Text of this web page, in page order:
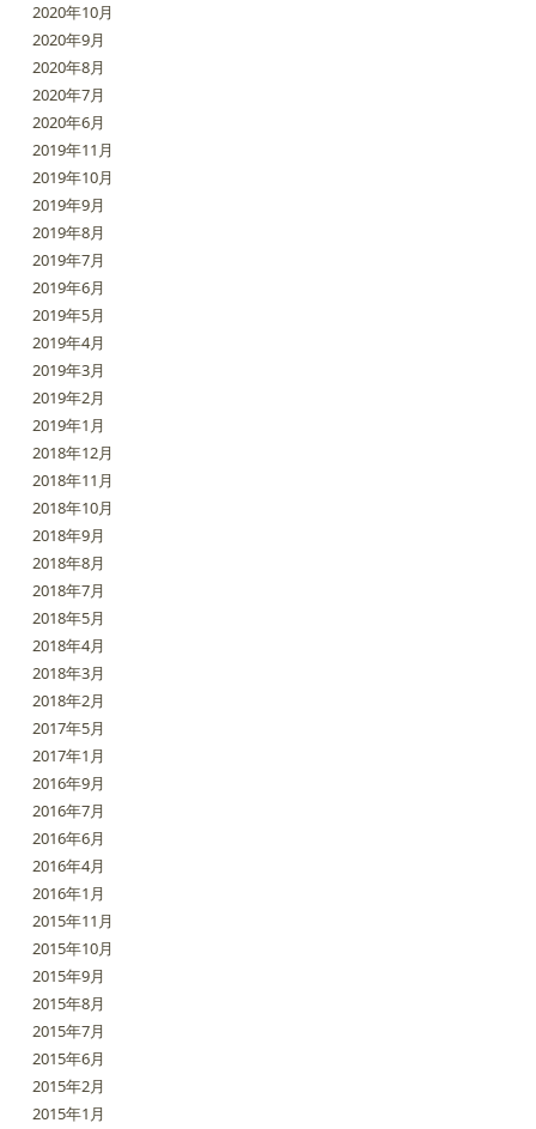
2020年10月
2020年9月
2020年8月
2020年7月
2020年6月
2019年11月
2019年10月
2019年9月
2019年8月
2019年7月
2019年6月
2019年5月
2019年4月
2019年3月
2019年2月
2019年1月
2018年12月
2018年11月
2018年10月
2018年9月
2018年8月
2018年7月
2018年5月
2018年4月
2018年3月
2018年2月
2017年5月
2017年1月
2016年9月
2016年7月
2016年6月
2016年4月
2016年1月
2015年11月
2015年10月
2015年9月
2015年8月
2015年7月
2015年6月
2015年2月
2015年1月